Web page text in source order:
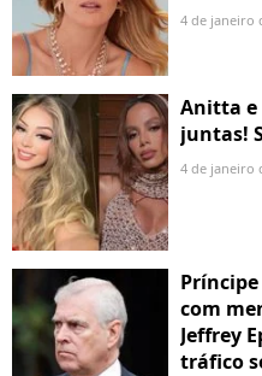
4 de janeiro
Anitta e
juntas!
4 de janeiro
com
Jeffrey
tráfico